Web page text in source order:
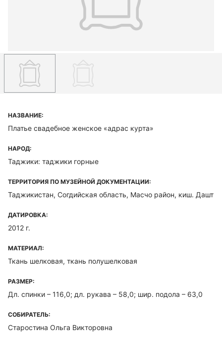
НАЗВАНИЕ:
Платье свадебное женское «адрас курта»
НАРОД:
Таджики: таджики горные
ТЕРРИТОРИЯ ПО МУЗЕЙНОЙ ДОКУМЕНТАЦИИ:
Таджикистан, Согдийская область, Масчо район, киш. Дашт
ДАТИРОВКА:
2012 г.
МАТЕРИАЛ:
Ткань шелковая, ткань полушелковая
РАЗМЕР:
Дл. спинки – 116,0; дл. рукава – 58,0; шир. подола – 63,0
СОБИРАТЕЛЬ:
Старостина Ольга Викторовна